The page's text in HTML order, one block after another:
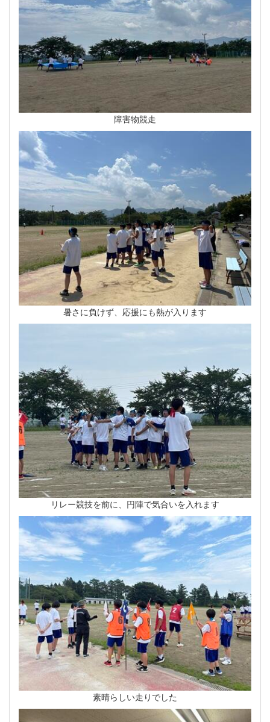
障害物競走
暑さに負けず、応援にも熱が入ります
リレー競技を前に、円陣で気合いを入れます
素晴らしい走りでした